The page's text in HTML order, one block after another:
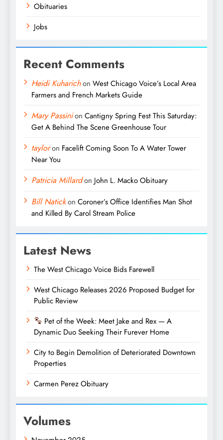
Obituaries
Jobs
Recent Comments
Heidi Kuharichon West Chicago Voice’s Local Area
Farmers and French Markets Guide
Mary Passinion Cantigny Spring Fest This Saturday:
Get A Behind The Scene Greenhouse Tour
tayloron Facelift Coming Soon To A Water Tower
Near You
Patricia Millardon John L. Macko Obituary
Bill Natickon Coroner’s Office Identifies Man Shot
and Killed By Carol Stream Police
Latest News
The West Chicago Voice Bids Farewell
West Chicago Releases 2026 Proposed Budget for
Public Review
Pet of the Week: Meet Jake and Rex — A
Dynamic Duo Seeking Their Furever Home
City to Begin Demolition of Deteriorated Downtown
Properties
Carmen Perez Obituary
Volumes